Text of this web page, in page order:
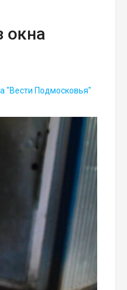
окна
"Вести Подмосковья"